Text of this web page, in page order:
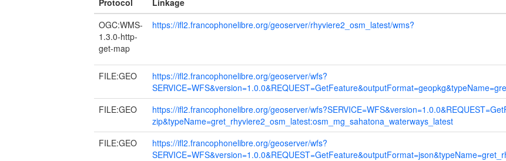
Protocol Linkage
OGC:WMS-
1.3.0-http-
get-map
https://ifl2.francophonelibre.org/geoserver/rhyviere2_osm_latest/wms?
FILE:GEO
https://ifl2.francophonelibre.org/geoserver/wfs?
FILE:GEO
https://ifl2.francophonelibre.org/geoserver/
zip&typeName=gret_rhyviere2_osm_latest:osm_mg_sahatona_waterways_latest
FILE:GEO
https://ifl2.francophonelibre.org/geoserver/wfs?